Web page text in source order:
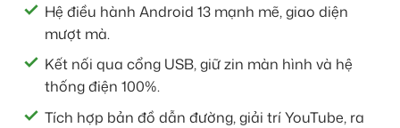
Hệ điều hành Android 13 mạnh mẽ, giao diện
mượt mà.
Kết nối qua cổng USB, giữ zin màn hình và hệ
thống điện 100%.
Tích hợp bản đồ dẫn đường, giải trí YouTube, ra